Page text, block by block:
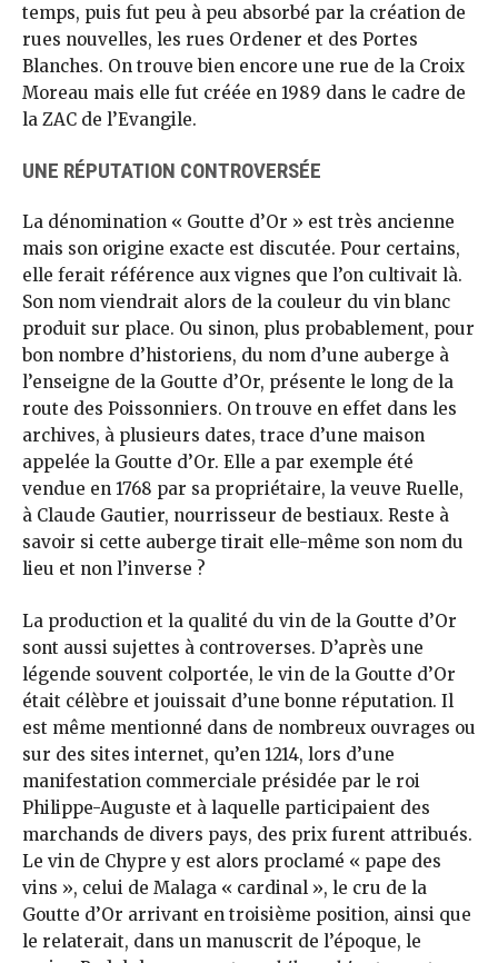
temps, puis fut peu à peu absorbé par la création de
rues nouvelles, les rues Ordener et des Portes
Blanches. On trouve bien encore une rue de la Croix
Moreau mais elle fut créée en 1989 dans le cadre de
la ZAC de l’Evangile.
UNE RÉPUTATION CONTROVERSÉE
La dénomination « Goutte d’Or » est très ancienne
mais son origine exacte est discutée. Pour certains,
elle ferait référence aux vignes que l’on cultivait là.
Son nom viendrait alors de la couleur du vin blanc
produit sur place. Ou sinon, plus probablement, pour
bon nombre d’historiens, du nom d’une auberge à
l’enseigne de la Goutte d’Or, présente le long de la
route des Poissonniers. On trouve en effet dans les
archives, à plusieurs dates, trace d’une maison
appelée la Goutte d’Or. Elle a par exemple été
vendue en 1768 par sa propriétaire, la veuve Ruelle,
à Claude Gautier, nourrisseur de bestiaux. Reste à
savoir si cette auberge tirait elle-même son nom du
lieu et non l’inverse ?
La production et la qualité du vin de la Goutte d’Or
sont aussi sujettes à controverses. D’après une
légende souvent colportée, le vin de la Goutte d’Or
était célèbre et jouissait d’une bonne réputation. Il
est même mentionné dans de nombreux ouvrages ou
sur des sites internet, qu’en 1214, lors d’une
manifestation commerciale présidée par le roi
Philippe-Auguste et à laquelle participaient des
marchands de divers pays, des prix furent attribués.
Le vin de Chypre y est alors proclamé « pape des
vins », celui de Malaga « cardinal », le cru de la
Goutte d’Or arrivant en troisième position, ainsi que
le relaterait, dans un manuscrit de l’époque, le